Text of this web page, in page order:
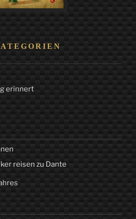
erinnert
reisen zu Dante